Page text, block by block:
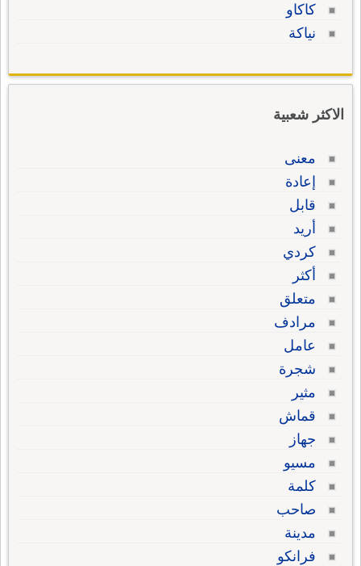
كاكاو
نياكة
الاكثر شعبية
معنى
إعادة
قابل
أريد
كردي
أكثر
متعلق
مرادف
عامل
شجرة
مثير
قماش
جهاز
مسيو
كلمة
صاحب
مدينة
فرانكو